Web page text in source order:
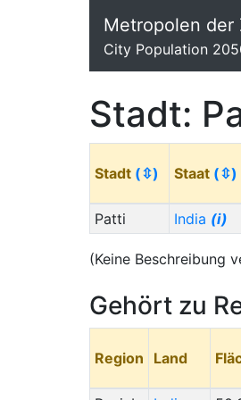
Metropolen der
City Population
Stadt:
Stadt (⇳) Staat (⇳)
Patti
India (i)
(Keine Beschreibung
Gehört zu
Region Land